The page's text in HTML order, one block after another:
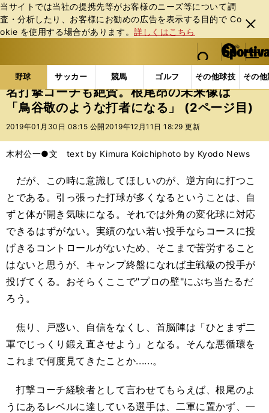
当サイトでは当社の提携先等がお客様のニーズ等について調
査・分析したり、お客様にお勧めの広告を表⽰する⽬的で Co
okie を使⽤する場合があります。詳しくはこちら
閉じ
る
web Sportiva (webスポルティーバ)
検索
マイペ
ー
ジ
メニュ
野球 サッカー 競馬 ゴルフ その他球技 その
b
ス
ポ
ル
バ
野球の記事一覧 プロ野球 名打撃コーチも絶賛。根
名打撃コーチも絶賛。根尾昂の未来像は
「鳥谷敬のような打者になる」 (2ページ目)
2019年01月30日 08:15 公開 2019年12月11日 18:29 更新
木村公一●文 text by Kimura Koichiphoto by Kyodo News
だが、この時に意識してほしいのが、逆方向に打つこ
とである。引っ張った打球が多くなるということは、自
ずと体が開き気味になる。それでは外角の変化球に対応
できるはずがない。実績のない若い投手ならコースに投
げきるコントロールがないため、そこまで苦労すること
はないと思うが、キャンプ終盤になれば主戦級の投手が
投げてくる。おそらくここで"プロの壁"にぶち当たるだ
ろう。
焦り、戸惑い、自信をなくし、首脳陣は「ひとまず二
軍でじっくり鍛え直させよう」となる。そんな悪循環を
これまで何度見てきたことか......。
打撃コーチ経験者として言わせてもらえば、根尾のよ
うにあるレベルに達している選手は、二軍に置かず、一